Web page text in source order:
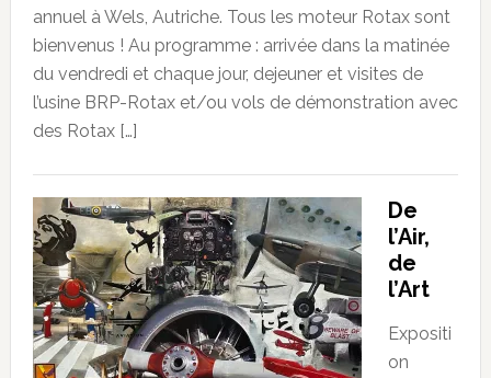
annuel à Wels, Autriche. Tous les moteur Rotax sont
bienvenus ! Au programme : arrivée dans la matinée
du vendredi et chaque jour, dejeuner et visites de
l’usine BRP-Rotax et/ou vols de démonstration avec
des Rotax […]
De
l’Air,
de
l’Art
Expositi
on